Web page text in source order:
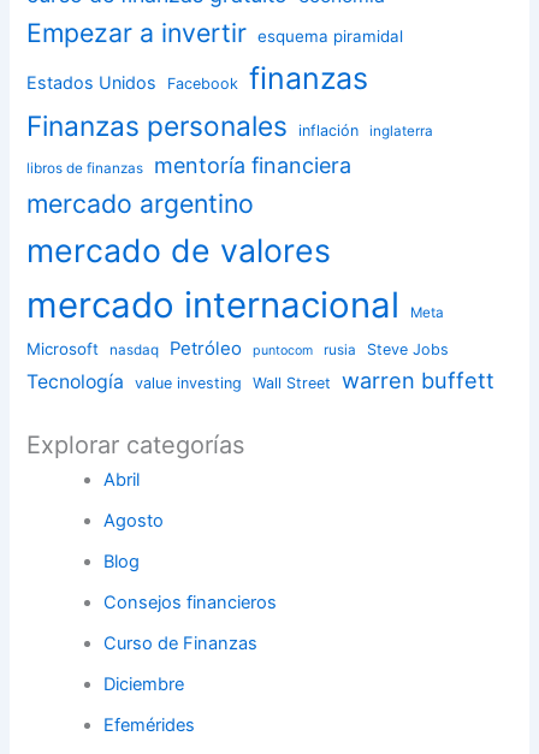
Empezar a invertir esquema piramidal
Estados Unidos Facebook finanzas
Finanzas personales inflación inglaterra
libros de finanzas mentoría financiera
mercado argentino
mercado de valores
mercado internacional Meta
Microsoft nasdaq Petróleo puntocom rusia Steve Jobs
Tecnología value investing Wall Street warren buffett
Explorar categorías
Abril
Agosto
Blog
Consejos financieros
Curso de Finanzas
Diciembre
Efemérides